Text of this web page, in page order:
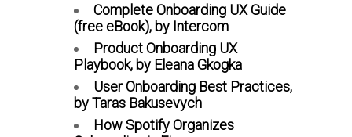
Complete Onboarding UX Guide
(free eBook), by Intercom
Product Onboarding UX
Playbook, by Eleana Gkogka
User Onboarding Best Practices,
by Taras Bakusevych
How Spotify Organizes